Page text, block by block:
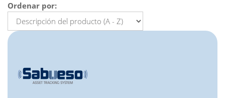
Ordenar por: